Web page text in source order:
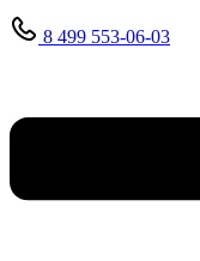
8 499 553-06-03